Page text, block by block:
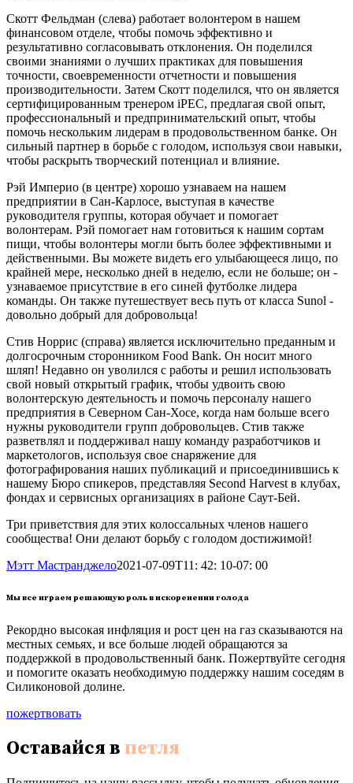
Скотт Фельдман (слева) работает волонтером в нашем
финансовом отделе, чтобы помочь эффективно и
результативно согласовывать отклонения. Он поделился
своими знаниями о лучших практиках для повышения
точности, своевременности отчетности и повышения
производительности. Затем Скотт поделился, что он является
сертифицированным тренером iPEC, предлагая свой опыт,
профессиональный и предпринимательский опыт, чтобы
помочь нескольким лидерам в продовольственном банке. Он
сильный партнер в борьбе с голодом, используя свои навыки,
чтобы раскрыть творческий потенциал и влияние.
Рэй Империо (в центре) хорошо узнаваем на нашем
предприятии в Сан-Карлосе, выступая в качестве
руководителя группы, которая обучает и помогает
волонтерам. Рэй помогает нам готовиться к нашим сортам
пищи, чтобы волонтеры могли быть более эффективными и
действенными. Вы можете видеть его улыбающееся лицо, по
крайней мере, несколько дней в неделю, если не больше; он -
узнаваемое присутствие в его синей футболке лидера
команды. Он также путешествует весь путь от класса Sunol -
довольно добрый для добровольца!
Стив Норрис (справа) является исключительно преданным и
долгосрочным сторонником Food Bank. Он носит много
шляп! Недавно он уволился с работы и решил использовать
свой новый открытый график, чтобы удвоить свою
волонтерскую деятельность и помочь персоналу нашего
предприятия в Северном Сан-Хосе, когда нам больше всего
нужны руководители групп добровольцев. Стив также
разветвлял и поддерживал нашу команду разработчиков и
маркетологов, используя свое снаряжение для
фотографирования наших публикаций и присоединившись к
нашему Бюро спикеров, представляя Second Harvest в клубах,
фондах и сервисных организациях в районе Саут-Бей.
Три приветствия для этих колоссальных членов нашего
сообщества! Они делают борьбу с голодом достижимой!
Мэтт Мастранджело2021-07-09T11: 42: 10-07: 00
Мы все играем решающую роль в искоренении голода
Рекордно высокая инфляция и рост цен на газ сказываются на
местных семьях, и все больше людей обращаются за
поддержкой в продовольственный банк. Пожертвуйте сегодня
и помогите оказать необходимую поддержку нашим соседям в
Силиконовой долине.
пожертвовать
Оставайся в петля